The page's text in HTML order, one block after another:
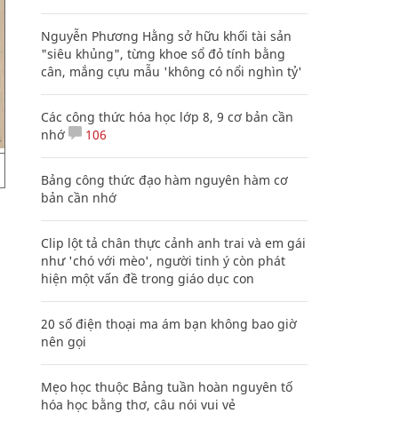
Nguyễn Phương Hằng sở hữu khối tài sản
"siêu khủng", từng khoe sổ đỏ tính bằng
cân, mắng cựu mẫu 'không có nổi nghìn tỷ'
Các công thức hóa học lớp 8, 9 cơ bản cần
nhớ
106
Bảng công thức đạo hàm nguyên hàm cơ
bản cần nhớ
Clip lột tả chân thực cảnh anh trai và em gái
như 'chó với mèo', người tinh ý còn phát
hiện một vấn đề trong giáo dục con
20 số điện thoại ma ám bạn không bao giờ
nên gọi
Mẹo học thuộc Bảng tuần hoàn nguyên tố
hóa học bằng thơ, câu nói vui vẻ